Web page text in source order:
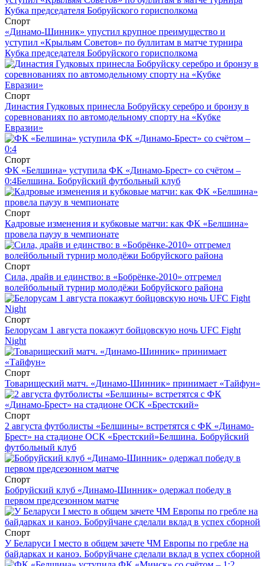
Спорт
«Динамо-Шинник» упустил крупное преимущество и
уступил «Крыльям Советов» по буллитам в матче турнира
Кубка председателя Бобруйского горисполкома
Спорт
Династия Гудковых принесла Бобруйску серебро и бронзу в
соревнованиях по автомодельному спорту на «Кубке
Евразии»
Спорт
ФК «Белшина» уступила ФК «Динамо-Брест» со счётом –
0:4Белшина. Бобруйский футбольный клуб
Спорт
Кадровые изменения и кубковые матчи: как ФК «Белшина»
провела паузу в чемпионате
Спорт
Сила, драйв и единство: в «Бобрёнке-2010» отгремел
волейбольный турнир молодёжи Бобруйского района
Спорт
Белорусам 1 августа покажут бойцовскую ночь UFC Fight
Night
Спорт
Товарищеский матч. «Динамо-Шинник» принимает «Тайфун»
Спорт
2 августа футболисты «Белшины» встретятся с ФК «Динамо-
Брест» на стадионе ОСК «Брестский»Белшина. Бобруйский
футбольный клуб
Спорт
Бобруйский клуб «Динамо-Шинник» одержал победу в
первом предсезонном матче
Спорт
У Беларуси I место в общем зачете ЧМ Европы по гребле на
байдарках и каноэ. Бобруйчане сделали вклад в успех сборной